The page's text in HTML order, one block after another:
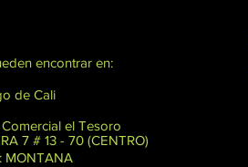
encontrar en:
de Cali
el Tesoro
7 # 13 - 70 (CENTRO)
MONTANA